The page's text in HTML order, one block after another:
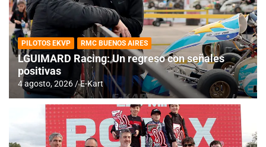
PILOTOS EKVP RMC BUENOS AIRES
LGUIMARD Racing: Un regreso con señales
positivas
4 agosto, 2026 E-Kart